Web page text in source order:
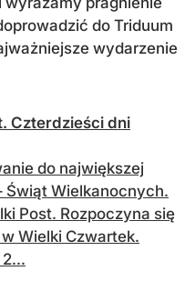
do Triduum
wydarzenie
Czterdzieści dni
do największej
Wielkanocnych.
Post. Rozpoczyna się
Wielki Czwartek.